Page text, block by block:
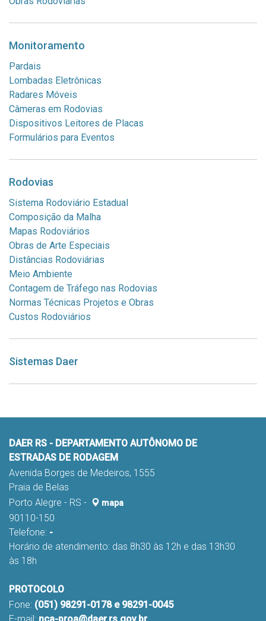
Monitoramento
Pardais
Lombadas Eletrônicas
Radares Móveis
Câmeras em Rodovias
Dispositivos Leitores de Placas
Formulários para Eventos
Rodovias
Sistema Rodoviário Estadual
Composição da Malha
Mapas Rodoviários
Obras de Arte Especiais
Distâncias Rodoviárias
Meio Ambiente
Contagem de Tráfego nas Rodovias
Normas Técnicas Projetos e Obras
Custos Rodoviários
Sistemas Daer
DAER RS - DEPARTAMENTO AUTÔNOMO DE
ESTRADAS DE RODAGEM
Avenida Borges de Medeiros, 1555
Praia de Belas
Porto Alegre - RS -
mapa
90110-150
Telefone: -
Horário de atendimento: das 8h30 às 12h e das 13h30
às 18h
PROTOCOLO
Fone: (051) 98291-0178 e 98291-0045
E-mail: nca-proa@daer.rs.gov.br